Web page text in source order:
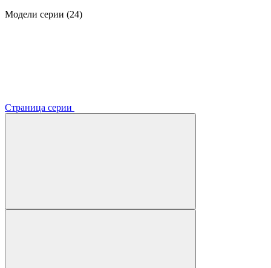
Модели серии (24)
Страница серии